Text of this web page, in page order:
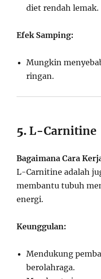
diet rendah lemak.
Efek Samping:
Mungkin
ringan.
5. L-Carnitine
Bagaimana Cara
L-Carnitine adalah
membantu tubuh
energi.
Keunggulan:
Mendukung
berolahraga.